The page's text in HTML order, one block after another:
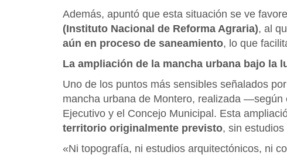
Además, apuntó que esta situación se ve
(Instituto Nacional de Reforma Agraria), al
aún en proceso de saneamiento, lo que
La ampliación de la mancha urbana bajo la
Uno de los puntos más sensibles señalados
mancha urbana de Montero, realizada
Ejecutivo y el Concejo Municipal. Esta
territorio originalmente previsto, sin
«Ni topografía, ni estudios arquitectónicos, ni